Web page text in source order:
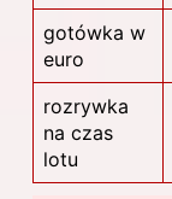
gotówka w
euro
rozrywka
na czas
lotu